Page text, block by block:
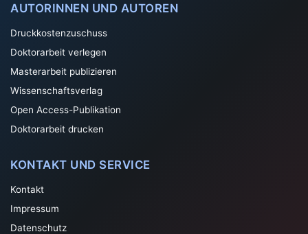
AUTORINNEN UND AUTOREN
Druckkostenzuschuss
Doktorarbeit verlegen
Masterarbeit publizieren
Wissenschaftsverlag
Open Access-Publikation
Doktorarbeit drucken
KONTAKT UND SERVICE
Kontakt
Impressum
Datenschutz